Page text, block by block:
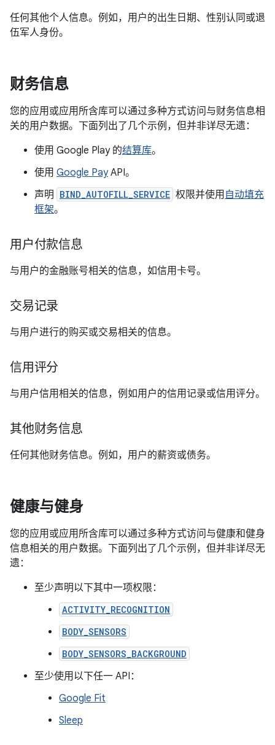
任何其他个人信息。例如，用户的出生日期、性别认同或退
伍军人身份。
财务信息
您的应用或应用所含库可以通过多种方式访问与财务信息相
关的用户数据。下面列出了几个示例，但并非详尽无遗：
使用 Google Play 的结算库。
使用 Google PayAPI。
声明
BIND_AUTOFILL_SERVICE 权限并使用 自动填充
框架。
用户付款信息
与用户的金融账号相关的信息，如信用卡号。
交易记录
与用户进行的购买或交易相关的信息。
信用评分
与用户信用相关的信息，例如用户的信用记录或信用评分。
其他财务信息
任何其他财务信息。例如，用户的薪资或债务。
健康与健身
您的应用或应用所含库可以通过多种方式访问与健康和健身
信息相关的用户数据。下面列出了几个示例，但并非详尽无
遗：
至少声明以下其中一项权限：
ACTIVITY_RECOGNITION
BODY_SENSORS
BODY_SENSORS_BACKGROUND
至少使用以下任一 API：
Google Fit
Sleep